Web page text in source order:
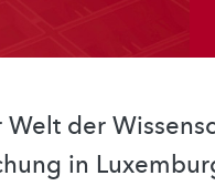
Welt der
in